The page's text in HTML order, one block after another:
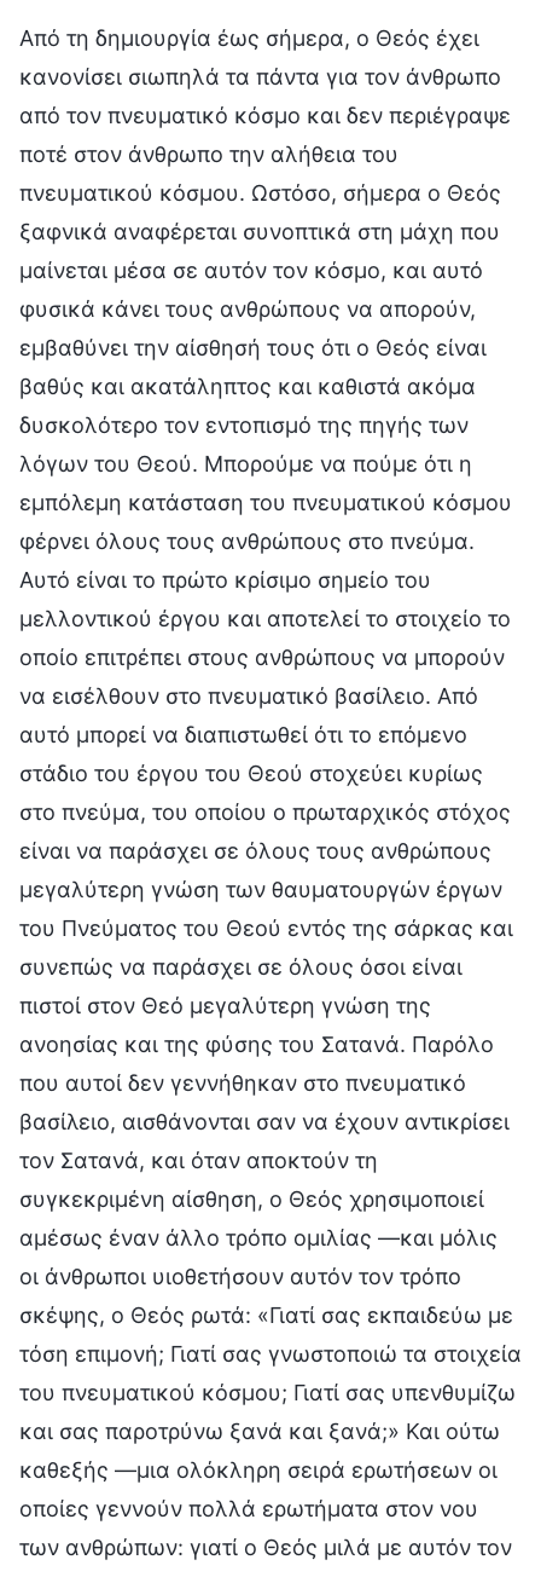
Από τη δημιουργία έως σήμερα, ο Θεός έχει
κανονίσει σιωπηλά τα πάντα για τον άνθρωπο
από τον πνευματικό κόσμο και δεν περιέγραψε
ποτέ στον άνθρωπο την αλήθεια του
πνευματικού κόσμου. Ωστόσο, σήμερα ο Θεός
ξαφνικά αναφέρεται συνοπτικά στη μάχη που
μαίνεται μέσα σε αυτόν τον κόσμο, και αυτό
φυσικά κάνει τους ανθρώπους να απορούν,
εμβαθύνει την αίσθησή τους ότι ο Θεός είναι
βαθύς και ακατάληπτος και καθιστά ακόμα
δυσκολότερο τον εντοπισμό της πηγής των
λόγων του Θεού. Μπορούμε να πούμε ότι η
εμπόλεμη κατάσταση του πνευματικού κόσμου
φέρνει όλους τους ανθρώπους στο πνεύμα.
Αυτό είναι το πρώτο κρίσιμο σημείο του
μελλοντικού έργου και αποτελεί το στοιχείο το
οποίο επιτρέπει στους ανθρώπους να μπορούν
να εισέλθουν στο πνευματικό βασίλειο. Από
αυτό μπορεί να διαπιστωθεί ότι το επόμενο
στάδιο του έργου του Θεού στοχεύει κυρίως
στο πνεύμα, του οποίου ο πρωταρχικός στόχος
είναι να παράσχει σε όλους τους ανθρώπους
μεγαλύτερη γνώση των θαυματουργών έργων
του Πνεύματος του Θεού εντός της σάρκας και
συνεπώς να παράσχει σε όλους όσοι είναι
πιστοί στον Θεό μεγαλύτερη γνώση της
ανοησίας και της φύσης του Σατανά. Παρόλο
που αυτοί δεν γεννήθηκαν στο πνευματικό
βασίλειο, αισθάνονται σαν να έχουν αντικρίσει
τον Σατανά, και όταν αποκτούν τη
συγκεκριμένη αίσθηση, ο Θεός χρησιμοποιεί
αμέσως έναν άλλο τρόπο ομιλίας —και μόλις
οι άνθρωποι υιοθετήσουν αυτόν τον τρόπο
σκέψης, ο Θεός ρωτά: «Γιατί σας εκπαιδεύω με
τόση επιμονή; Γιατί σας γνωστοποιώ τα στοιχεία
του πνευματικού κόσμου; Γιατί σας υπενθυμίζω
και σας παροτρύνω ξανά και ξανά;» Και ούτω
καθεξής —μια ολόκληρη σειρά ερωτήσεων οι
οποίες γεννούν πολλά ερωτήματα στον νου
των ανθρώπων: γιατί ο Θεός μιλά με αυτόν τον